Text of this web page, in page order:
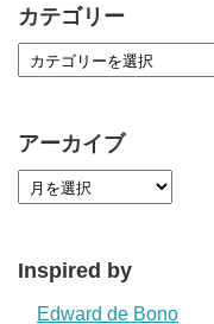
カテゴリー
アーカイブ
Inspired by
Edward de Bono